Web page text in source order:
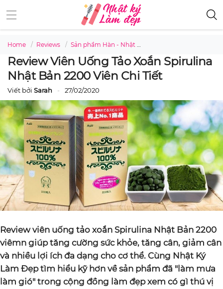
Home Reviews Sản phẩm Hàn - Nhật
Review Viên Uống Tảo Xoắn Spirulina
Nhật Bản 2200 Viên Chi Tiết
Viết bởi Sarah 27/02/2020
Review viên uống tảo xoắn Spirulina Nhật Bản 2200
viêmn giúp tăng cường sức khỏe, tăng cân, giảm cân
và nhiều lợi ích đa dạng cho cơ thể. Cùng Nhật Ký
Làm Đẹp tìm hiểu kỹ hơn về sản phẩm đã "làm mưa
làm gió" trong cộng đồng làm đẹp xem có gì thú vị